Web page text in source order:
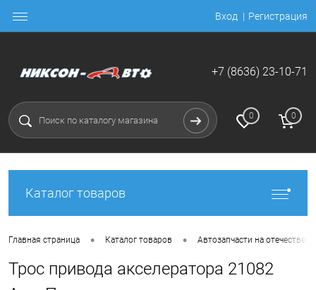
Вход Регистрация
+7 (8636) 23-10-71
0 0
Каталог товаров
Главная страница • Каталог товаров • Автозапчасти на
Трос привода акселератора 21082